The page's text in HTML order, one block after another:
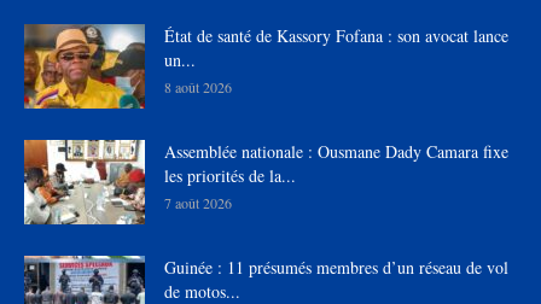
État de santé de Kassory Fofana : son avocat lance
un...
8 août 2026
Assemblée nationale : Ousmane Dady Camara fixe
les priorités de la...
7 août 2026
Guinée : 11 présumés membres d’un réseau de vol
de motos...